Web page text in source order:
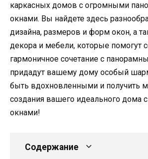
каркасных домов с огромными
окнами. Вы найдете здесь
дизайна, размеров и форм окон, а
декора и мебели, которые помогут
гармоничное сочетание с
придадут вашему дому особый
быть вдохновленными и получить
создания вашего идеального дома
окнами!
Содержание